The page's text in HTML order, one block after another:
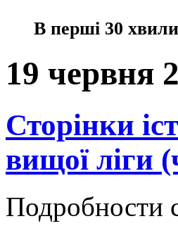
В перші 30
19 червня
Сторінки
вищої ліги
Подробности